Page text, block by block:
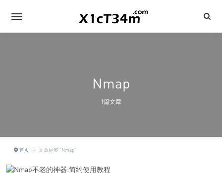
Nmap
1篇文章
首页 › 文章标签 "Nmap"